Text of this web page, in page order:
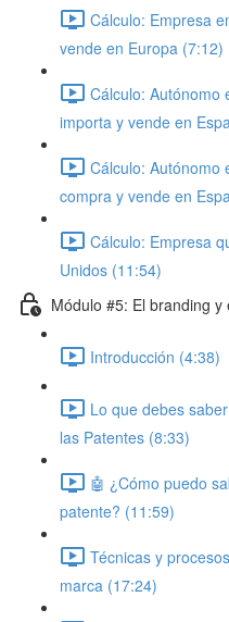
Cálculo: Empresa
vende en Europa (7:12)
Cálculo: Autónomo
importa y vende en
Cálculo: Autónomo
compra y vende en
Cálculo: Empresa
Unidos (11:54)
Módulo #5: El branding
Introducción (4:38)
Lo que debes
las Patentes (8:33)
🤖 ¿Cómo puedo
patente? (11:59)
Técnicas y
marca (17:24)